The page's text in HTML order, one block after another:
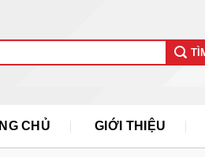
CHỦ GIỚI THIỆU